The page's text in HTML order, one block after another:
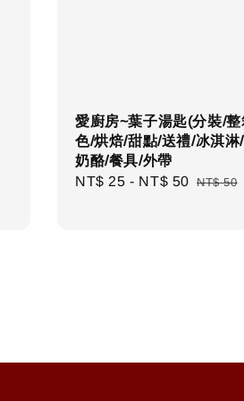
愛廚房~葉子湯匙(分裝/
色/烘焙/甜點/送禮/冰淇淋
奶酪/餐具/外帶
Sale
NT$ 25 - NT$ 50 NT$ 50